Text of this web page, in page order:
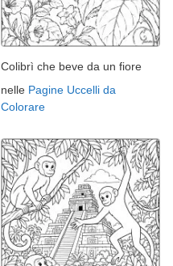
Colibrì che beve da un fiore
nelle Pagine Uccelli da
Colorare